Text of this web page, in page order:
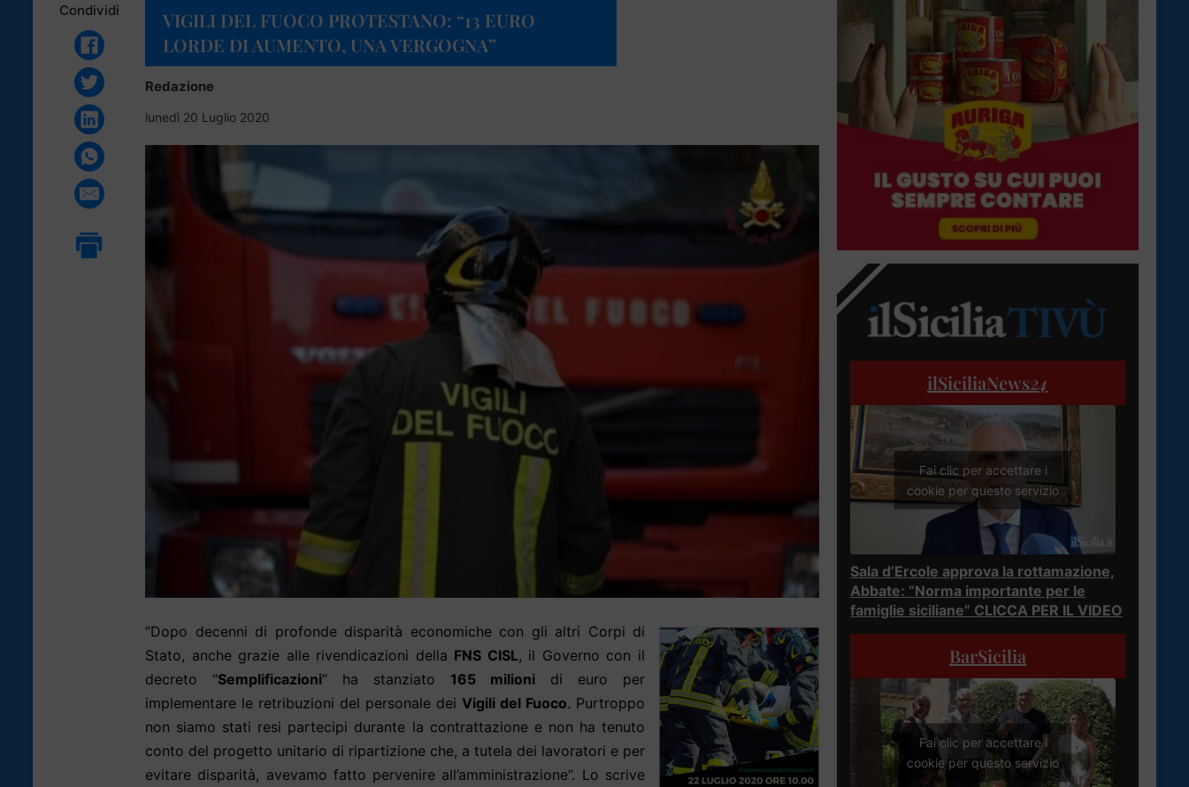
Condividi
VIGILI DEL FUOCO PROTESTANO: “13 EURO
LORDE DI AUMENTO, UNA VERGOGNA”
Redazione
lunedì 20 Luglio 2020
“Dopo decenni di profonde disparità economiche con gli altri Corpi di
Stato, anche grazie alle rivendicazioni della FNS CISL, il Governo con il
decreto “Semplificazioni” ha stanziato 165 milioni di euro per
implementare le retribuzioni del personale dei Vigili del Fuoco. Purtroppo
non siamo stati resi partecipi durante la contrattazione e non ha tenuto
conto del progetto unitario di ripartizione che, a tutela dei lavoratori e per
evitare disparità, avevamo fatto pervenire all’amministrazione”. Lo scrive
ilSiciliaNews24
Fai clic per accettare i
cookie per questo servizio
Sala d’Ercole approva la rottamazione,
Abbate: “Norma importante per le
famiglie siciliane” CLICCA PER IL VIDEO
BarSicilia
Fai clic per accettare i
cookie per questo servizio